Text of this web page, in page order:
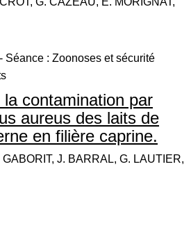
Séance : Zoonoses et sécurité
contamination par
aureus des laits de
en filière caprine.
GABORIT, J. BARRAL, G. LAUTIER,